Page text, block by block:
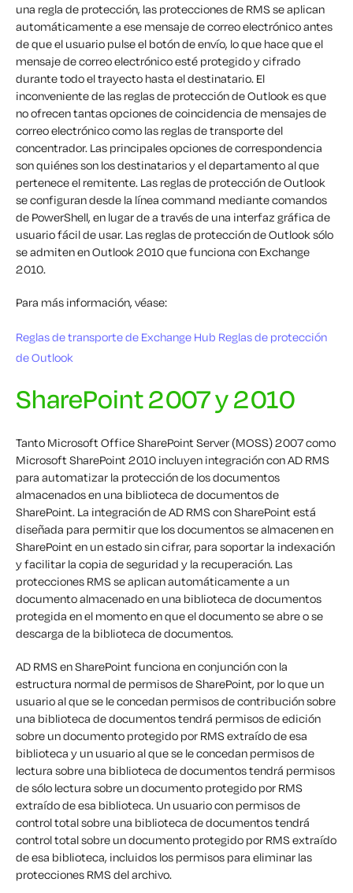
una regla de protección, las protecciones de RMS se aplican
automáticamente a ese mensaje de correo electrónico antes
de que el usuario pulse el botón de envío, lo que hace que el
mensaje de correo electrónico esté protegido y cifrado
durante todo el trayecto hasta el destinatario. El
inconveniente de las reglas de protección de Outlook es que
no ofrecen tantas opciones de coincidencia de mensajes de
correo electrónico como las reglas de transporte del
concentrador. Las principales opciones de correspondencia
son quiénes son los destinatarios y el departamento al que
pertenece el remitente. Las reglas de protección de Outlook
se configuran desde la línea command mediante comandos
de PowerShell, en lugar de a través de una interfaz gráfica de
usuario fácil de usar. Las reglas de protección de Outlook sólo
se admiten en Outlook 2010 que funciona con Exchange
2010.
Para más información, véase:
Reglas de transporte de Exchange Hub Reglas de protección
de Outlook
SharePoint 2007 y 2010
Tanto Microsoft Office SharePoint Server (MOSS) 2007 como
Microsoft SharePoint 2010 incluyen integración con AD RMS
para automatizar la protección de los documentos
almacenados en una biblioteca de documentos de
SharePoint. La integración de AD RMS con SharePoint está
diseñada para permitir que los documentos se almacenen en
SharePoint en un estado sin cifrar, para soportar la indexación
y facilitar la copia de seguridad y la recuperación. Las
protecciones RMS se aplican automáticamente a un
documento almacenado en una biblioteca de documentos
protegida en el momento en que el documento se abre o se
descarga de la biblioteca de documentos.
AD RMS en SharePoint funciona en conjunción con la
estructura normal de permisos de SharePoint, por lo que un
usuario al que se le concedan permisos de contribución sobre
una biblioteca de documentos tendrá permisos de edición
sobre un documento protegido por RMS extraído de esa
biblioteca y un usuario al que se le concedan permisos de
lectura sobre una biblioteca de documentos tendrá permisos
de sólo lectura sobre un documento protegido por RMS
extraído de esa biblioteca. Un usuario con permisos de
control total sobre una biblioteca de documentos tendrá
control total sobre un documento protegido por RMS extraído
de esa biblioteca, incluidos los permisos para eliminar las
protecciones RMS del archivo.